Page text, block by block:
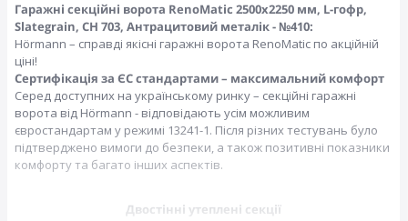
Гаражні секційні ворота RenoMatic 2500x2250 мм, L-гофр,
Slategrain, CH 703, Антрацитовий металік - №410:
Hörmann – справді якісні гаражні ворота RenoMatic по акційній
ціні!
Сертифікація за ЄС стандартами – максимальний комфорт
Серед доступних на українському ринку – секційні гаражні
ворота від Hörmann - відповідають усім можливим
євростандартам у режимі 13241-1. Після різних тестувань було
підтверджено вимоги до безпеки, а також позитивні показники
комфорту та багато інших аспектів.
Двостінні утеплені секції